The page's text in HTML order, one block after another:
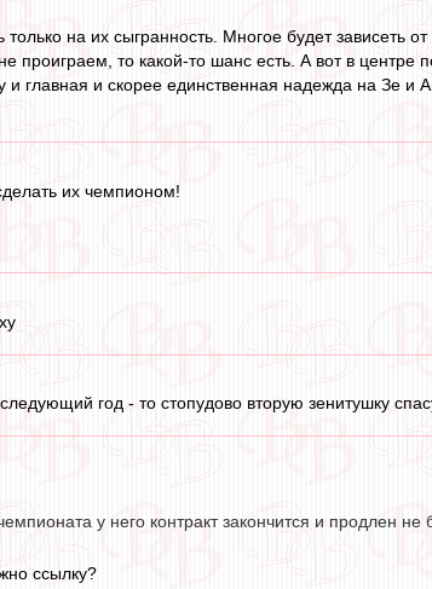
на их сыгранность. Многое будет зависеть
проиграем, то какой-то шанс есть. А вот в
главная и скорее единственная надежда на Зе и
их чемпионом!
год - то стопудово вторую зенитушку
у него контракт закончится и продлен не
ссылку?